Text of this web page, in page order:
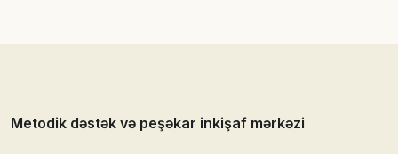
Metodik dəstək və peşəkar inkişaf mərkəzi